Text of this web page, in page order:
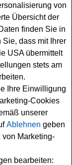
möchte, sollte
mitmachen.
verlosen
2026 in
Festival
für den
Formular
Sie ja Glück?
von
Übersicht der
finden Sie in
dass mit Ihrer
USA übermittelt
stets am
Ihre Einwilligung
Cookies
unserer
Ablehnen geben
Marketing-
bearbeiten: